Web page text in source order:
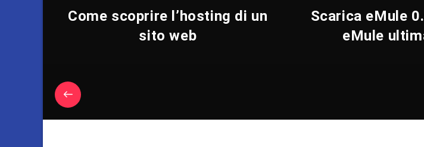
Come scoprire l’hosting di un
sito web
Scarica eMule
eMule